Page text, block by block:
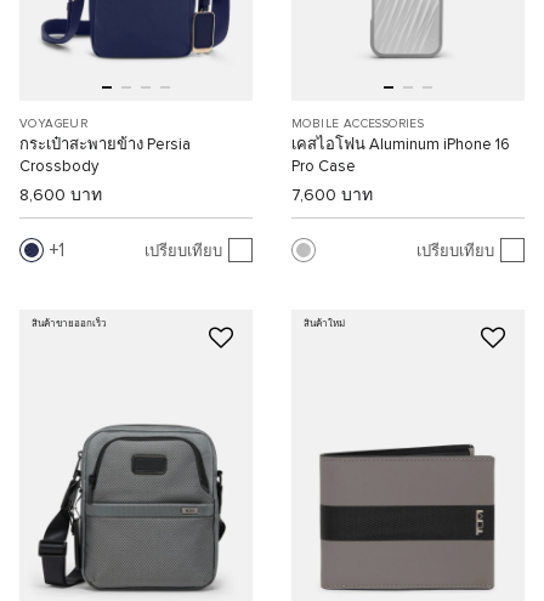
VOYAGEUR
กระเป๋าสะพายข้าง Persia
Crossbody
8,600 บาท
1 เปรียบเทียบ
MOBILE ACCESSORIES
เคสไอโฟน Aluminum iPhone 16
Pro Case
7,600 บาท
เปรียบเทียบ
สินค้าขายออกเร็ว สินค้าใหม่